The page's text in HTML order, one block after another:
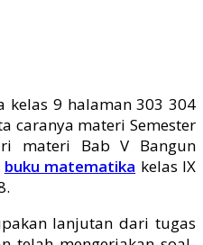
kelas 9 halaman 303 304
caranya materi Semester
materi Bab V Bangun
buku matematika kelas IX
lanjutan dari tugas